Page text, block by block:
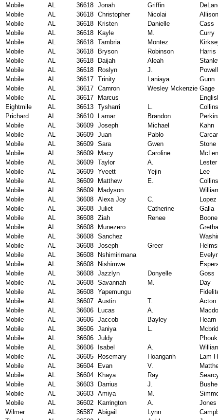
Mobile
AL 36618 Jonah Griffin
Mobile
AL 36618 Christopher Nicolai
Allison
Mobile
AL 36618 Kristen Danielle
Cass
Mobile
AL 36618 Kayle M.
Curry
Mobile
AL 36618 Tambria Montez
Mobile
AL 36618 Bryson Robinson
Harris
Mobile
AL 36618 Daijah Aleah
Mobile
AL 36618 Roslyn J.
Powell
Mobile
AL 36617 Trinity Laniaya
Gunn
Mobile
AL 36617 Camron Wesley Mckenzie Gage
Mobile
AL 36617 Marcus
Eightmile
AL 36613 Tysharri L.
Collins
Prichard
AL 36610 Lamar Brandon
Mobile
AL 36609 Joseph Michael
Kahn
Mobile
AL 36609 Juan Pablo
Mobile
AL 36609 Sara Gwen
Stone
Mobile
AL 36609 Macy Caroline
Mobile
AL 36609 Taylor A.
Lester
Mobile
AL 36609 Yveett Yejin
Lee
Mobile
AL 36609 Matthew E.
Collins
Mobile
AL 36609 Madyson
Mobile
AL 36608 Alexa Joy C.
Lopez
Mobile
AL 36608 Juliet Catherine
Galla
Mobile
AL 36608 Ziah Renee
Boone
Mobile
AL 36608 Munezero
Gretha
Mobile
AL 36608 Sanchez
Mobile
AL 36608 Joseph Greer
Mobile
AL 36608 Nshimirimana
Mobile
AL 36608 Nishimwe
Mobile
AL 36608 Jazzlyn Donyelle
Goss
Mobile
AL 36608 Savannah M.
Day
Mobile
AL 36608 Yapemungu
Mobile
AL 36607 Austin T.
Acton
Mobile
AL 36606 Lucas A.
Mobile
AL 36606 Jaccob Bayley
Hearn
Mobile
AL 36606 Janiya L.
Mobile
AL 36606 Juldy
Phouk
Mobile
AL 36606 Isabel A.
Mobile
AL 36605 Rosemary Hoanganh
Lam
Mobile
AL 36604 Evan V.
Mobile
AL 36604 Khaya Ray
Mobile
AL 36603 Darrius J.
Bushe
Mobile
AL 36603 Amiya M.
Mobile
AL 36602 Karrington A.
Jones
Wilmer
AL 36587 Abigail Lynn